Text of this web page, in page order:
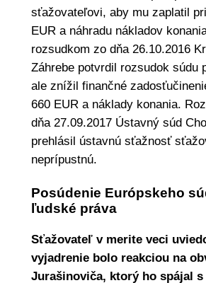
sťažovateľovi, aby mu zaplatil
EUR a náhradu nákladov
rozsudkom zo dňa 26.10.2016
Záhrebe potvrdil rozsudok súdu
ale znížil finančné
660 EUR a náklady konania.
dňa 27.09.2017 Ústavný súd
prehlásil ústavnú sťažnosť
neprípustnú.
Posúdenie Európskeho
ľudské práva
Sťažovateľ v merite veci
vyjadrenie bolo reakciou na
Jurašinoviča, ktorý ho spájal s